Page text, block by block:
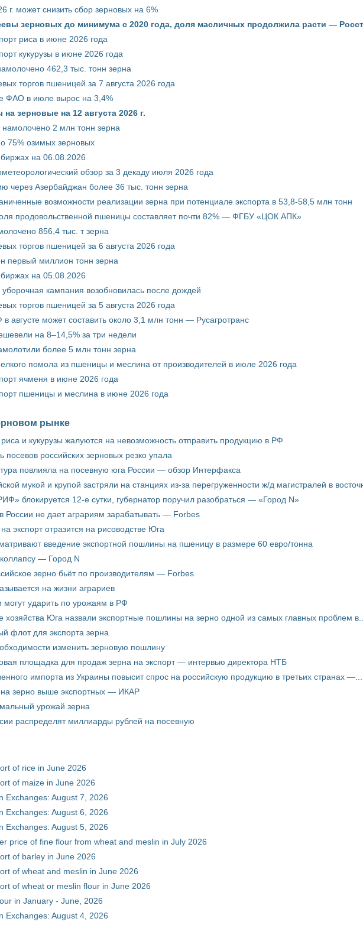
г. может снизить сбор зерновых на 6%
зерновых до минимума с 2020 года, доля масличных продолжила расти —
риса в июне 2026 года
кукурузы в июне 2026 года
462,3 тыс. тонн зерна
торгов пшеницей за 7 августа 2026 года
ФАО в июле вырос на 3,4%
зерновые на 12 августа 2026 г.
2 млн тонн зерна
75% озимых зерновых
на 06.08.2026
обзор за 3 декаду июля 2026 года
через Азербайджан более 36 тыс. тонн зерна
возможности реализации зерна при потенциале экспорта в 53,8-58,5 млн тонн
продовольственной пшеницы составляет почти 82% — ФГБУ «ЦОК АПК»
856,4 тыс. т зерна
торгов пшеницей за 6 августа 2026 года
первый миллион тонн зерна
на 05.08.2026
кампания возобновилась после дождей
торгов пшеницей за 5 августа 2026 года
августе может составить около 3,1 млн тонн — Русагротранс
на 8–14,5% за три недели
более 5 млн тонн зерна
помола из пшеницы и меслина от производителей в июле 2026 года
ячменя в июне 2026 года
пшеницы и меслина в июне 2026 года
рынке
и кукурузы жалуются на невозможность отправить продукцию в РФ
посевов российских зерновых резко упала
повлияла на посевную юга России — обзор Интерфакса
мукой и крупой застряли на станциях из-за перегруженности ж/д магистралей в
блокируется 12-е сутки, губернатор поручил разобраться — «Город N»
России не дает аграриям зарабатывать — Forbes
экспорт отразится на рисоводстве Юга
введение экспортной пошлины на пшеницу в размере 60 евро/тонна
коллапсу — Город N
зерно бьёт по производителям — Forbes
на жизни аграриев
могут ударить по урожаям в РФ
Юга назвали экспортные пошлины на зерно одной из самых главных проблем в...
флот для экспорта зерна
изменить зерновую пошлину
площадка для продаж зерна на экспорт — интервью директора НТБ
импорта из Украины повысит спрос на российскую продукцию в третьих странах —...
зерно выше экспортных — ИКАР
урожай зерна
распределят миллиарды рублей на посевную
of rice in June 2026
of maize in June 2026
Exchanges: August 7, 2026
Exchanges: August 6, 2026
Exchanges: August 5, 2026
price of fine flour from wheat and meslin in July 2026
of barley in June 2026
of wheat and meslin in June 2026
of wheat or meslin flour in June 2026
in January - June, 2026
Exchanges: August 4, 2026